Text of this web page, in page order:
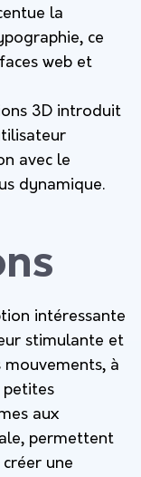
la
ce
web et
3D introduit
avec le
dynamique.
intéressante
stimulante et
mouvements, à
petites
aux
permettent
une